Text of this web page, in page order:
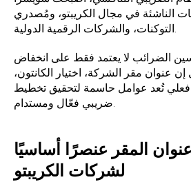
الناشئة في مجال الكريبتو، ومُصدري
التوكنات، والشركات الرقمية الدولية.
الضرائب لا يعتمد فقط على انخفاض
عنوان مقر الشركة، اختيار الكانتون،
تُعد عوامل حاسمة لتحقيق تخطيط
ضريبي فعّال ومستدام.
المقر عنصرًا أساسيًا
لشركات الكريبتو